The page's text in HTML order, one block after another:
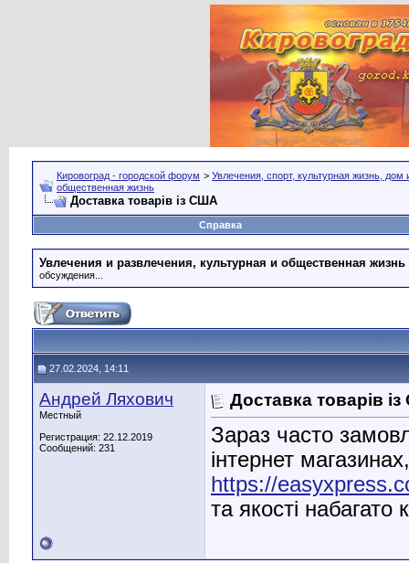
Кировоград - городской форум > Увлечения, спорт, культурная жизнь, дом
общественная жизнь
Доставка товарів із США
Справка
Увлечения и развлечения, культурная и общественная жизнь
обсуждения...
27.02.2024, 14:11
Андрей Ляхович
Местный
Регистрация: 22.12.2019
Сообщений: 231
Доставка товарів
Зараз часто
інтернет
https://
та якості